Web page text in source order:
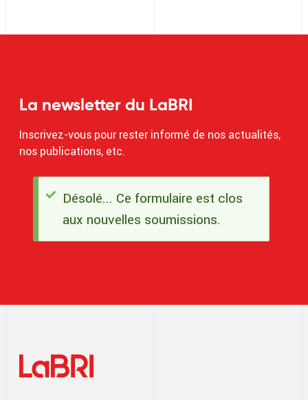
La newsletter du LaBRI
Inscrivez-vous pour rester informé de nos actualités,
nos publications, etc.
Message
d'état
Désolé... Ce formulaire est clos
aux nouvelles soumissions.